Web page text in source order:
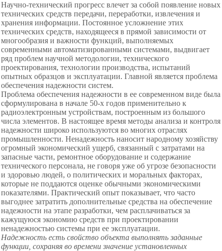
Научно-технический прогресс влечет за собой появление новых
технических средств передачи, переработки, извлечения и
хранения информации. Постоянное усложнение этих
технических средств, находящееся в прямой зависимости от
многообразия и важности функций, выполняемых
современными автоматизированными системами, выдвигает
ряд проблем научной методологии, технического
проектирования, технологии производства, испытаний
опытных образцов и эксплуатации. Главной является проблема
обеспечения надежности систем.
Проблема обеспечения надежности в ее современном виде была
сформулирована в начале 50-х годов применительно к
радиоэлектронным устройствам, построенным из большого
числа элементов. В настоящее время методы анализа и контроля
надежности широко используются во многих отраслях
промышленности. Ненадежность наносит народному хозяйству
огромный экономический ущерб, связанный с затратами на
запасные части, ремонтное оборудование и содержание
технического персонала, не говоря уже об угрозе безопасности
и здоровью людей, о политических и моральных факторах,
которые не поддаются оценке обычными экономическими
показателями. Практический опыт показывает, что часто
выгоднее затратить дополнительные средства на обеспечение
надежности на этапе разработки, чем расплачиваться за
кажущуюся экономию средств при проектировании
ненадежностью системы при ее эксплуатации.
Надежность есть свойство объекта выполнять заданные
функции, сохраняя во времени значение установленных